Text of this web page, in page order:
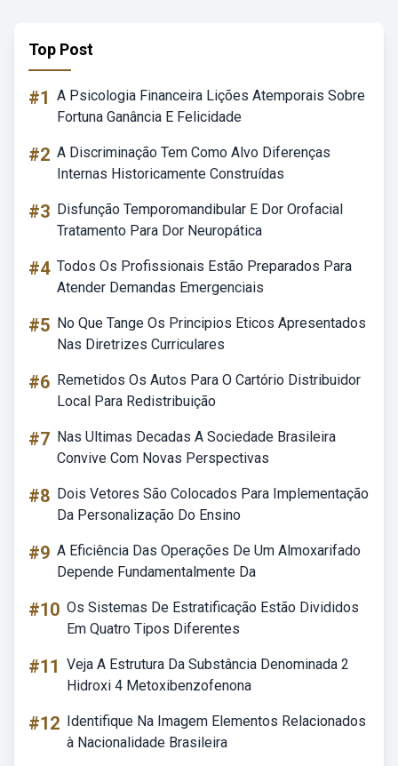
Top Post
#1 A Psicologia Financeira Lições Atemporais Sobre
Fortuna Ganância E Felicidade
#2 A Discriminação Tem Como Alvo Diferenças
Internas Historicamente Construídas
#3 Disfunção Temporomandibular E Dor Orofacial
Tratamento Para Dor Neuropática
#4 Todos Os Profissionais Estão Preparados Para
Atender Demandas Emergenciais
#5 No Que Tange Os Principios Eticos Apresentados
Nas Diretrizes Curriculares
#6 Remetidos Os Autos Para O Cartório Distribuidor
Local Para Redistribuição
#7 Nas Ultimas Decadas A Sociedade Brasileira
Convive Com Novas Perspectivas
#8 Dois Vetores São Colocados Para Implementação
Da Personalização Do Ensino
#9 A Eficiência Das Operações De Um Almoxarifado
Depende Fundamentalmente Da
#10 Os Sistemas De Estratificação Estão Divididos
Em Quatro Tipos Diferentes
#11 Veja A Estrutura Da Substância Denominada 2
Hidroxi 4 Metoxibenzofenona
#12 Identifique Na Imagem Elementos Relacionados
à Nacionalidade Brasileira